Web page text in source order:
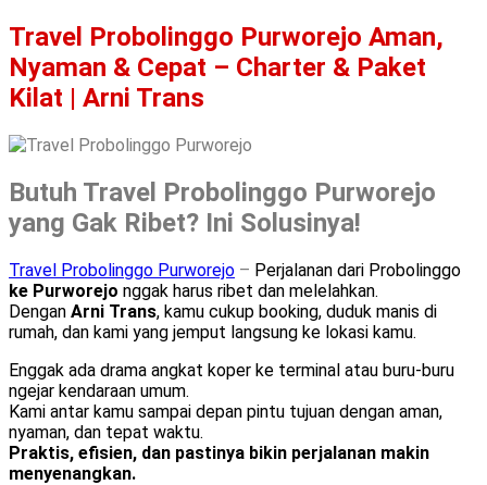
Travel Probolinggo Purworejo Aman,
Nyaman & Cepat – Charter & Paket
Kilat | Arni Trans
Butuh Travel Probolinggo Purworejo
yang Gak Ribet? Ini Solusinya!
Travel Probolinggo Purworejo – Perjalanan dari Probolinggo
ke Purworejo nggak harus ribet dan melelahkan.
Dengan Arni Trans, kamu cukup booking, duduk manis di
rumah, dan kami yang jemput langsung ke lokasi kamu.
Enggak ada drama angkat koper ke terminal atau buru-buru
ngejar kendaraan umum.
Kami antar kamu sampai depan pintu tujuan dengan aman,
nyaman, dan tepat waktu.
Praktis, efisien, dan pastinya bikin perjalanan makin
menyenangkan.